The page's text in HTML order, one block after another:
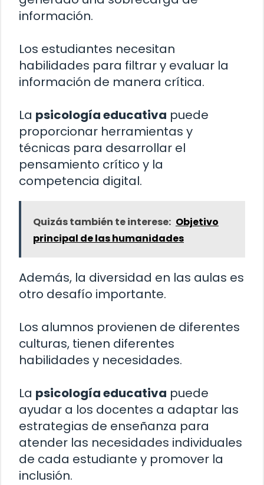
información.
Los estudiantes necesitan
habilidades para filtrar y evaluar la
información de manera crítica.
La psicología educativa puede
proporcionar herramientas y
técnicas para desarrollar el
pensamiento crítico y la
competencia digital.
Quizás también te interese: Objetivo
principal de las humanidades
Además, la diversidad en las aulas es
otro desafío importante.
Los alumnos provienen de diferentes
culturas, tienen diferentes
habilidades y necesidades.
La psicología educativa puede
ayudar a los docentes a adaptar las
estrategias de enseñanza para
atender las necesidades individuales
de cada estudiante y promover la
inclusión.